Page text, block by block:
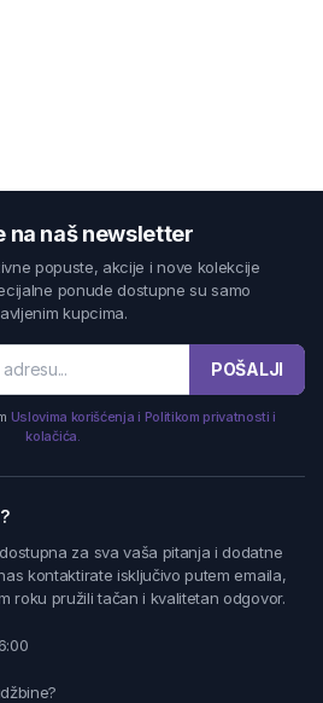
na naš newsletter
popuste, akcije i nove kolekcije
ponude dostupne su samo
kupcima.
POŠALJI
Uslovima korišćenja i Politikom privatnosti i
kolačića.
za sva vaša pitanja i dodatne
kontaktirate isključivo putem emaila,
roku pružili tačan i kvalitetan odgovor.